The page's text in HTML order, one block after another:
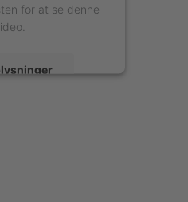
for at se denne